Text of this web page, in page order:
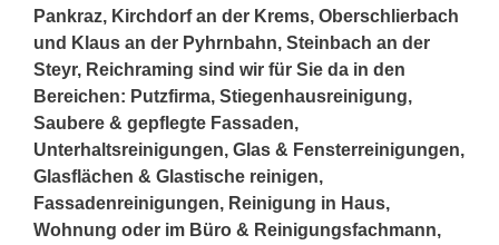
Pankraz, Kirchdorf an der Krems, Oberschlierbach
und Klaus an der Pyhrnbahn, Steinbach an der
Steyr, Reichraming sind wir für Sie da in den
Bereichen: Putzfirma, Stiegenhausreinigung,
Saubere & gepflegte Fassaden,
Unterhaltsreinigungen, Glas & Fensterreinigungen,
Glasflächen & Glastische reinigen,
Fassadenreinigungen, Reinigung in Haus,
Wohnung oder im Büro & Reinigungsfachmann,